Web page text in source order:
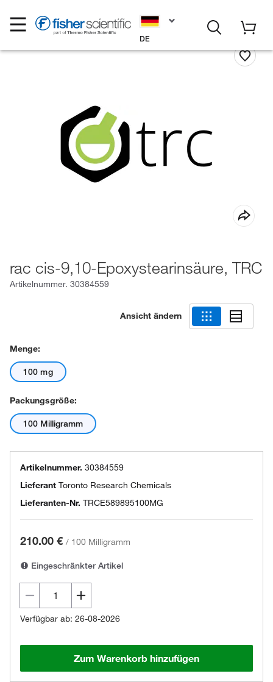
DE
rac cis-9,10-Epoxystearinsäure, TRC
Artikelnummer. 30384559
Ansicht ändern
Menge:
100 mg
Packungsgröße:
100 Milligramm
Artikelnummer. 30384559
Lieferant Toronto Research Chemicals
Lieferanten-Nr. TRCE589895100MG
210.00 € / 100 Milligramm
Eingeschränkter Artikel
Verfügbar ab: 26-08-2026
Zum Warenkorb hinzufügen